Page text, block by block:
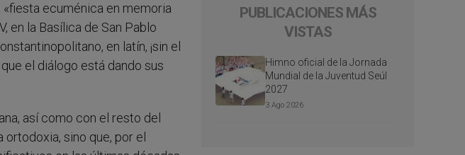
ecuménica en memoria
en la Basílica de San Pablo
en latín, ¡sin el
el diálogo está dando sus
así como con el resto del
sino que, por el
PUBLICACIONES MÁS
VISTAS
Himno oficial de la Jornada
Mundial de la Juventud Seúl
2027
3 Ago 2026